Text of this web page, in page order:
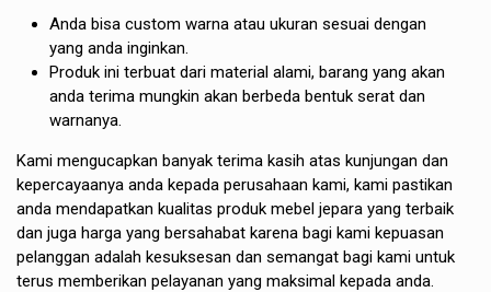
Anda bisa custom warna atau ukuran sesuai dengan
yang anda inginkan.
Produk ini terbuat dari material alami, barang yang akan
anda terima mungkin akan berbeda bentuk serat dan
warnanya.
Kami mengucapkan banyak terima kasih atas kunjungan dan
kepercayaanya anda kepada perusahaan kami, kami pastikan
anda mendapatkan kualitas produk mebel jepara yang terbaik
dan juga harga yang bersahabat karena bagi kami kepuasan
pelanggan adalah kesuksesan dan semangat bagi kami untuk
terus memberikan pelayanan yang maksimal kepada anda.